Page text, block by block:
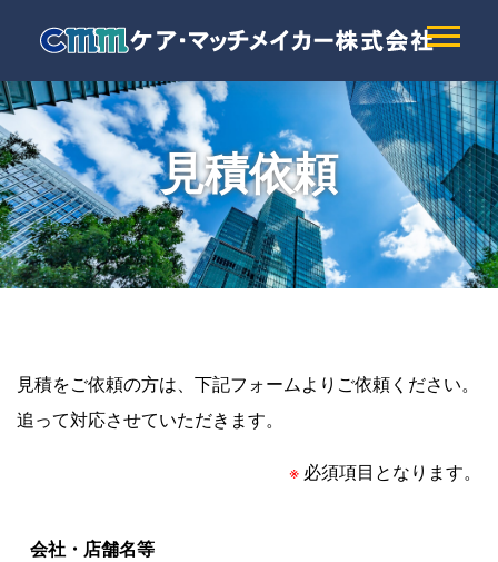
見積依頼
見積をご依頼の方は、下記フォームよりご依頼ください。
追って対応させていただきます。
※ 必須項目となります。
会社・店舗名等